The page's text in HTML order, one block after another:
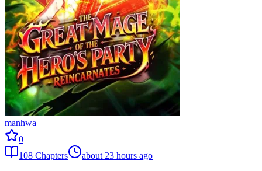
manhwa
0
108 Chapters about 23 hours ago